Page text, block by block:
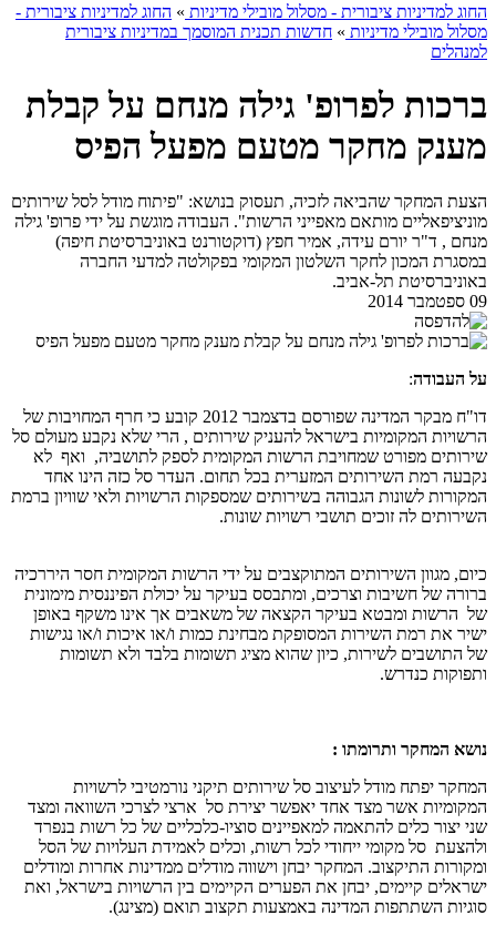
החוג למדיניות ציבורית - מסלול מובילי מדיניות » החוג למדיניות ציבורית -
מסלול מובילי מדיניות » חדשות תכנית המוסמך במדיניות ציבורית
למנהלים
ברכות לפרופ' גילה מנחם על ​קבלת
מענק מחקר מטעם מפעל הפיס
הצעת המחקר שהביאה לזכיה, תעסוק בנושא: "פיתוח מודל לסל שירותים
מוניציפאליים מותאם מאפייני הרשות". העבודה מוגשת על ידי פרופ' גילה
מנחם , ד"ר יורם עידה, אמיר חפץ (דוקטורנט באוניברסיטת חיפה)
במסגרת המכון לחקר השלטון המקומי בפקולטה למדעי החברה
באוניברסיטת תל-אביב.
09 ספטמבר 2014
על העבודה:
דו"ח מבקר המדינה שפורסם בדצמבר 2012 קובע כי חרף המחויבות של
הרשויות המקומיות בישראל להעניק שירותים , הרי שלא נקבע מעולם סל
שירותים מפורט שמחויבת הרשות המקומית לספק לתושביה, ואף לא
נקבעה רמת השירותים המזערית בכל תחום. העדר סל כזה הינו אחד
המקורות לשונות הגבוהה בשירותים שמספקות הרשויות ולאי שוויון ברמת
השירותים לה זוכים תושבי רשויות שונות.
כיום, מגוון השירותים המתוקצבים על ידי הרשות המקומית חסר היררכיה
ברורה של חשיבות וצרכים, ומתבסס בעיקר על יכולת הפיננסית מימונית
של הרשות ומבטא בעיקר הקצאה של משאבים אך אינו משקף באופן
ישיר את רמת השירות המסופקת מבחינת כמות ו/או איכות ו/או נגישות
של התושבים לשירות, כיון שהוא מציג תשומות בלבד ולא תשומות
ותפוקות כנדרש.
נושא המחקר ותרומתו :
המחקר יפתח מודל לעיצוב סל שירותים תיקני נורמטיבי לרשויות
המקומיות אשר מצד אחד יאפשר יצירת סל ארצי לצרכי השוואה ומצד
שני יצור כלים להתאמה למאפיינים סוציו-כלכליים של כל רשות בנפרד
ולהצעת סל מקומי ייחודי לכל רשות, וכלים לאמידת העלויות של הסל
ומקורות התיקצוב. המחקר יבחן וישווה מודלים ממדינות אחרות ומודלים
ישראלים קיימים, יבחן את הפערים הקיימים בין הרשויות בישראל, ואת
סוגיות השתתפות המדינה באמצעות תקצוב תואם (מצינג).